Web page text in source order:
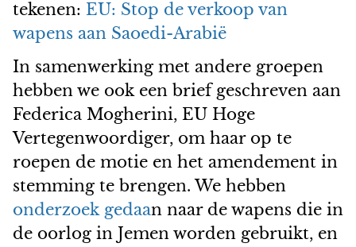
tekenen: EU: Stop de verkoop van
wapens aan Saoedi-Arabië
In samenwerking met andere groepen
hebben we ook een brief geschreven aan
Federica Mogherini, EU Hoge
Vertegenwoordiger, om haar op te
roepen de motie en het amendement in
stemming te brengen. We hebben
onderzoek gedaan naar de wapens die in
de oorlog in Jemen worden gebruikt, en